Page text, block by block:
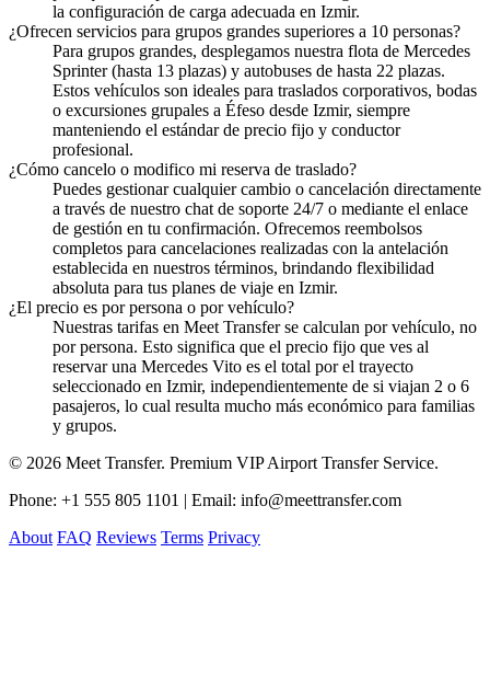
la configuración de carga adecuada en Izmir.
¿Ofrecen servicios para grupos grandes superiores a 10 personas?
Para grupos grandes, desplegamos nuestra flota de Mercedes
Sprinter (hasta 13 plazas) y autobuses de hasta 22 plazas.
Estos vehículos son ideales para traslados corporativos, bodas
o excursiones grupales a Éfeso desde Izmir, siempre
manteniendo el estándar de precio fijo y conductor
profesional.
¿Cómo cancelo o modifico mi reserva de traslado?
Puedes gestionar cualquier cambio o cancelación directamente
a través de nuestro chat de soporte 24/7 o mediante el enlace
de gestión en tu confirmación. Ofrecemos reembolsos
completos para cancelaciones realizadas con la antelación
establecida en nuestros términos, brindando flexibilidad
absoluta para tus planes de viaje en Izmir.
¿El precio es por persona o por vehículo?
Nuestras tarifas en Meet Transfer se calculan por vehículo, no
por persona. Esto significa que el precio fijo que ves al
reservar una Mercedes Vito es el total por el trayecto
seleccionado en Izmir, independientemente de si viajan 2 o 6
pasajeros, lo cual resulta mucho más económico para familias
y grupos.
© 2026 Meet Transfer. Premium VIP Airport Transfer Service.
Phone: +1 555 805 1101 | Email: info@meettransfer.com
About FAQ Reviews Terms Privacy